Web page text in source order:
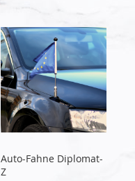
Auto-Fahne Diplomat-
Z